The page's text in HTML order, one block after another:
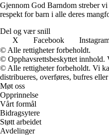
Gjennom God Barndom streber
respekt for barn i alle deres
Del og vær snill
X
Facebook
© Alle rettigheter forbeholdt.
© Opphavsrettsbeskyttet innhold.
© Alle rettigheter forbeholdt. Vi
distribueres, overføres, bufres
Møt oss
Opprinnelse
Vårt formål
Bidragsytere
Støtt arbeidet
Avdelinger